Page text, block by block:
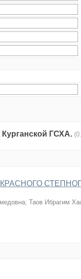
ГСХА.
; Таов Ибрагим